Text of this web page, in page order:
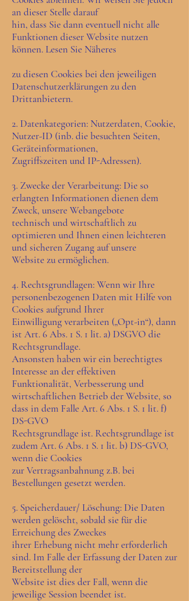
an dieser Stelle darauf
hin, dass Sie dann eventuell nicht alle
Funktionen dieser Website nutzen
können. Lesen Sie Näheres
zu diesen Cookies bei den jeweiligen
Datenschutzerklärungen zu den
Drittanbietern.
2. Datenkategorien: Nutzerdaten, Cookie,
Nutzer-ID (inb. die besuchten Seiten,
Geräteinformationen,
Zugriffszeiten und IP-Adressen).
3. Zwecke der Verarbeitung: Die so
erlangten Informationen dienen dem
Zweck, unsere Webangebote
technisch und wirtschaftlich zu
optimieren und Ihnen einen leichteren
und sicheren Zugang auf unsere
Website zu ermöglichen.
4. Rechtsgrundlagen: Wenn wir Ihre
personenbezogenen Daten mit Hilfe von
Cookies aufgrund Ihrer
Einwilligung verarbeiten („Opt-in“), dann
ist Art. 6 Abs. 1 S. 1 lit. a) DSGVO die
Rechtsgrundlage.
Ansonsten haben wir ein berechtigtes
Interesse an der effektiven
Funktionalität, Verbesserung und
wirtschaftlichen Betrieb der Website, so
dass in dem Falle Art. 6 Abs. 1 S. 1 lit. f)
DS-GVO
Rechtsgrundlage ist. Rechtsgrundlage ist
zudem Art. 6 Abs. 1 S. 1 lit. b) DS-GVO,
wenn die Cookies
zur Vertragsanbahnung z.B. bei
Bestellungen gesetzt werden.
5. Speicherdauer/ Löschung: Die Daten
werden gelöscht, sobald sie für die
Erreichung des Zweckes
ihrer Erhebung nicht mehr erforderlich
sind. Im Falle der Erfassung der Daten zur
Bereitstellung der
Website ist dies der Fall, wenn die
jeweilige Session beendet ist.